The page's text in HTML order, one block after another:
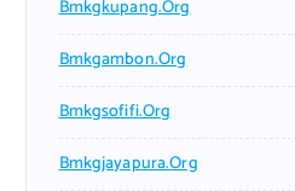
Bmkgkupang.org
Bmkgambon.org
Bmkgsofifi.org
Bmkgjayapura.org